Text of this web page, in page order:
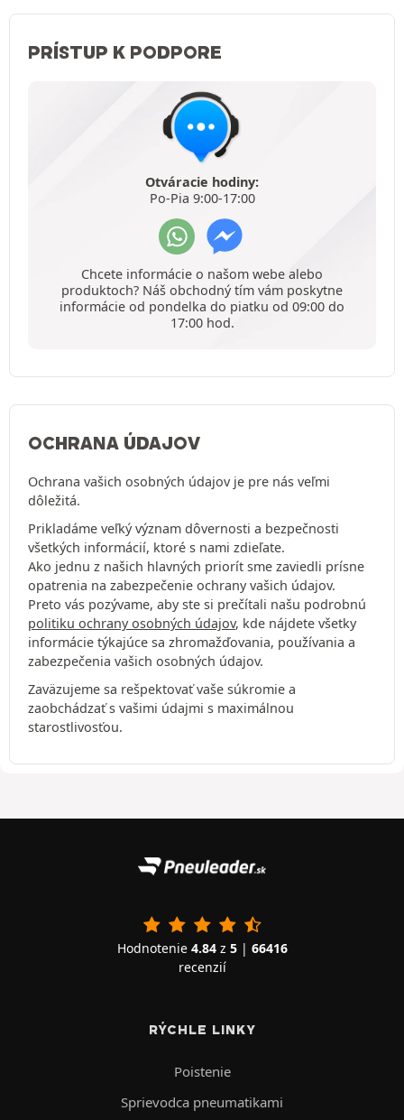
PRÍSTUP K PODPORE
Otváracie hodiny:
Po-Pia 9:00-17:00
Chcete informácie o našom webe alebo
produktoch? Náš obchodný tím vám poskytne
informácie od pondelka do piatku od 09:00 do
17:00 hod.
OCHRANA ÚDAJOV
Ochrana vašich osobných údajov je pre nás veľmi
dôležitá.
Prikladáme veľký význam dôvernosti a bezpečnosti
všetkých informácií, ktoré s nami zdieľate.
Ako jednu z našich hlavných priorít sme zaviedli prísne
opatrenia na zabezpečenie ochrany vašich údajov.
Preto vás pozývame, aby ste si prečítali našu podrobnú
politiku ochrany osobných údajov, kde nájdete všetky
informácie týkajúce sa zhromažďovania, používania a
zabezpečenia vašich osobných údajov.
Zaväzujeme sa rešpektovať vaše súkromie a
zaobchádzať s vašimi údajmi s maximálnou
starostlivosťou.
Hodnotenie 4.84z 5| 66416
recenzií
RÝCHLE LINKY
Poistenie
Sprievodca pneumatikami